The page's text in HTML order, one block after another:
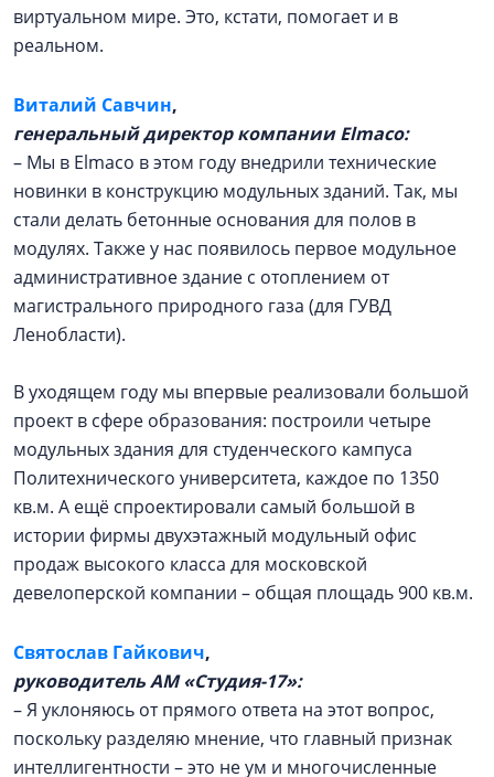
виртуальном мире. Это, кстати, помогает и в
реальном.
Виталий Савчин,
генеральный директор компании Elmaco:
– Мы в Elmaco в этом году внедрили технические
новинки в конструкцию модульных зданий. Так, мы
стали делать бетонные основания для полов в
модулях. Также у нас появилось первое модульное
административное здание с отоплением от
магистрального природного газа (для ГУВД
Ленобласти).
В уходящем году мы впервые реализовали большой
проект в сфере образования: построили четыре
модульных здания для студенческого кампуса
Политехнического университета, каждое по 1350
кв.м. А ещё спроектировали самый большой в
истории фирмы двухэтажный модульный офис
продаж высокого класса для московской
девелоперской компании – общая площадь 900 кв.м.
Святослав Гайкович,
руководитель АМ «Студия-17»:
– Я уклоняюсь от прямого ответа на этот вопрос,
поскольку разделяю мнение, что главный признак
интеллигентности – это не ум и многочисленные